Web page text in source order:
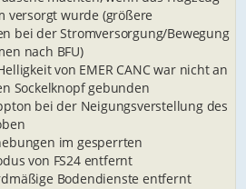
versorgt wurde (größere
bei der Stromversorgung/Bewegung
nach BFU)
von EMER CANC war nicht an
Sockelknopf gebunden
bei der Neigungsverstellung des
im gesperrten
von FS24 entfernt
Bodendienste entfernt